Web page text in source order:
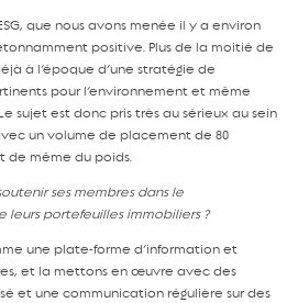
que nous avons menée il y a environ
positive. Plus de la moitié de
à l’époque d’une stratégie de
pour l’environnement et même
sujet est donc pris très au sérieux au sein
un volume de placement de 80
de même du poids.
ses membres dans le
portefeuilles immobiliers ?
une plate-forme d’information et
et la mettons en œuvre avec des
et une communication régulière sur des